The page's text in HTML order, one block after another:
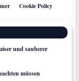
Cookie Policy
und sauberer
müssen